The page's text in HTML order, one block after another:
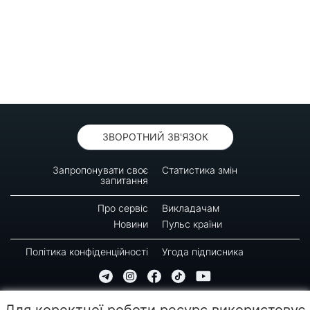
ЗВОРОТНИЙ ЗВ'ЯЗОК
Запропонувати своє
запитання
Статистика змін
Про сервіс
Викладачам
Новини
Пульс країни
Політика конфіденційності Угода підписника